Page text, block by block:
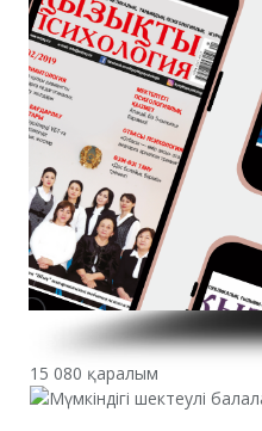
15 080 қаралым